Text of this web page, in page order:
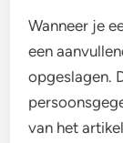
Wanneer je
een
opgeslagen.
van het